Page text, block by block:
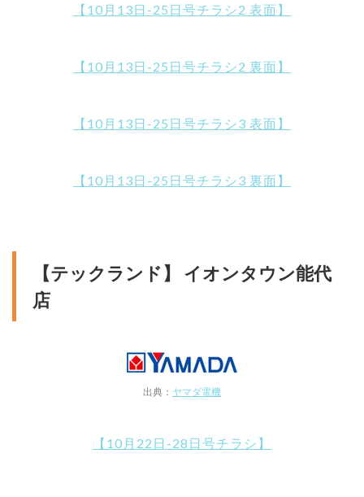
【10月13日-25日号チラシ2 表面】
【10月13日-25日号チラシ2 裏面】
【10月13日-25日号チラシ3 表面】
【10月13日-25日号チラシ3 裏面】
【テックランド】 イオンタウン能代
店
出典： ヤマダ電機
【10月22日-28日号チラシ】